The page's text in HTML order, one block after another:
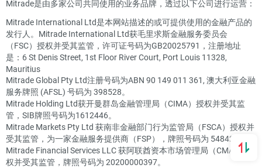
Mitrade是由多家公司共同使用的业务品牌，透过以下公司进行运营：
Mitrade International Ltd是本网站描述的或可提供使用的金融产品的
发行人。Mitrade International Ltd获毛里求斯金融服务委员会
（FSC）授权并受其监管，许可证号码为GB20025791，注册地址
是：6 St Denis Street, 1st Floor River Court, Port Louis 11328,
Mauritius
Mitrade Global Pty Ltd注册号码为ABN 90 149 011 361, 澳大利亚金融
服务牌照 (AFSL) 号码为 398528。
Mitrade Holding Ltd获开曼群岛金融管理局（CIMA）授权并受其监
管，SIB牌照号码为1612446。
Mitrade Markets Pty Ltd 获南非金融部门行为监管局（FSCA）授权并
受其监管，为一家金融服务提供商（FSP），牌照号码为 54842。
Mitrade Financial Services LLC 获阿联酋资本市场管理局（CMA）授
权并受其监管，牌照号码为 20200000397。